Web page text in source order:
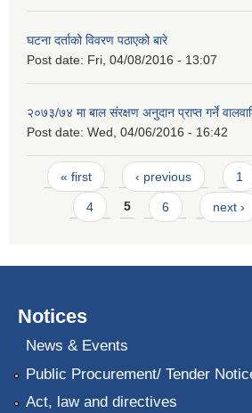
घटना दर्ताको विवरण पठाएको बारे
Post date: Fri, 04/08/2016 - 13:07
२०७३/७४ मा बाल संरक्षण अनुदान प्राप्त गर्ने
Post date: Wed, 04/06/2016 - 16:42
Pages
« first ‹ previous 1
4 5 6 next ›
Notices
News & Events
Public Procurement/ Tender
Act, law and directives